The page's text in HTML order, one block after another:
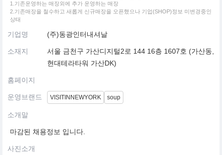
1.기존운영하는 매장외에 추가 운영하는 매장
2.기존매장을 철수하고 새롭게 신규매장을 오픈했으나 기업(SHOP)정보 미변경중인
상태
기업명 (주)동광인터내셔날
소재지
서울 금천구 가산디지털2로 144 16층 1607호 (가산동,
현대테라타워 가산DK)
홈페이지
운영브랜드 VISITINNEWYORK soup
소개말
마감된 채용정보 입니다.
사진소개